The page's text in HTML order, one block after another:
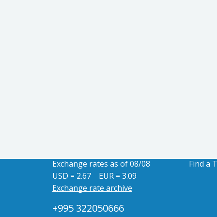
Exchange rates as of 08/08
USD = 2.67
EUR = 3.09
Exchange rate archive
+995 322050666
Find a